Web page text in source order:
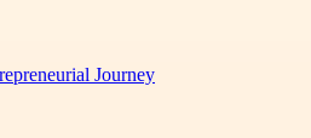
Journey